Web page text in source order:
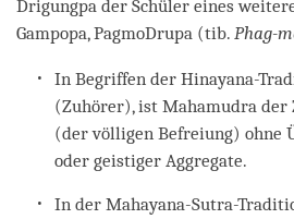
Drigungpa der Schüler eines
Gampopa, PagmoDrupa (tib. Phag-
In Begriffen der Hinayana-
(Zuhörer), ist Mahamudra der
(der völligen Befreiung) ohne
oder geistiger Aggregate.
In der Mahayana-Sutra-